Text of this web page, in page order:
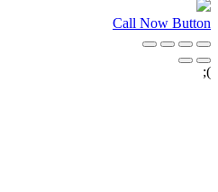
Call Now Button
);